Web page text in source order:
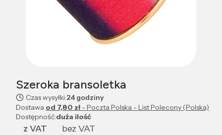
Szeroka bransoletka
Czas wysyłki:24 godziny
Dostawa od 7,80 zł- Poczta Polska - List Polecony (Polska)
Dostępność:duża ilość
z VAT bez VAT